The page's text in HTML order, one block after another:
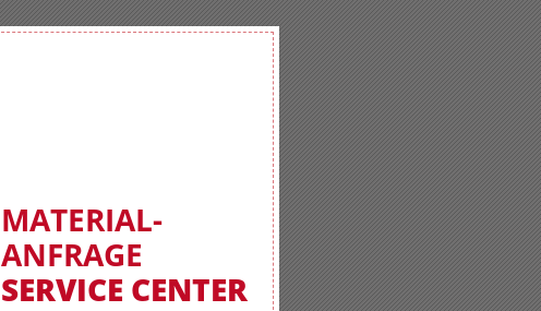
MATERIAL-
ANFRAGE
SERVICE CENTER